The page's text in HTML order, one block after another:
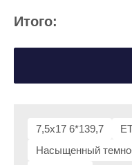
7,5x17 6*139,7
Насыщенный
Итого: